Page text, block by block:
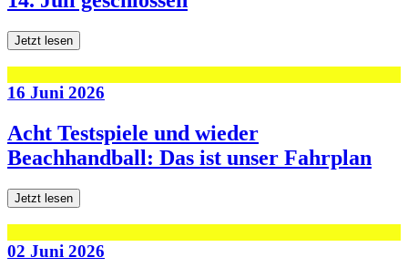
Jetzt lesen
16 Juni 2026
Acht Testspiele und wieder
Beachhandball: Das ist unser Fahrplan
Jetzt lesen
02 Juni 2026